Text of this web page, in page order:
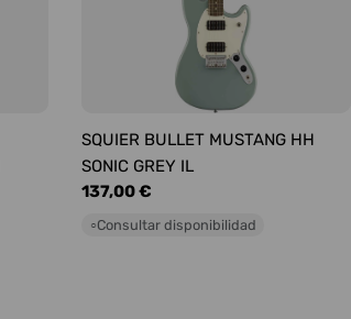
SQUIER BULLET MUSTANG HH
SONIC GREY IL
Precio
137,00 €
○Consultar disponibilidad